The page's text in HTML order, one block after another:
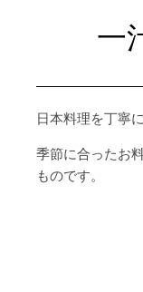
一
日本料理を丁寧
季節に合ったお
ものです。